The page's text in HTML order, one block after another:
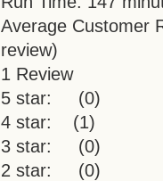
Average Customer
review)
1 Review
5 star: (0)
4 star: (1)
3 star: (0)
2 star: (0)